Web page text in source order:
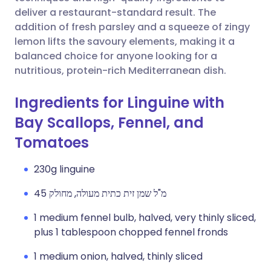
העתק קישור
deliver a restaurant-standard result. The
addition of fresh parsley and a squeeze of zingy
lemon lifts the savoury elements, making it a
balanced choice for anyone looking for a
nutritious, protein-rich Mediterranean dish.
Ingredients for Linguine with
Bay Scallops, Fennel, and
Tomatoes
230g linguine
45 מ"ל שמן זית כתית מעולה, מחולק
1 medium fennel bulb, halved, very thinly sliced,
plus 1 tablespoon chopped fennel fronds
1 medium onion, halved, thinly sliced